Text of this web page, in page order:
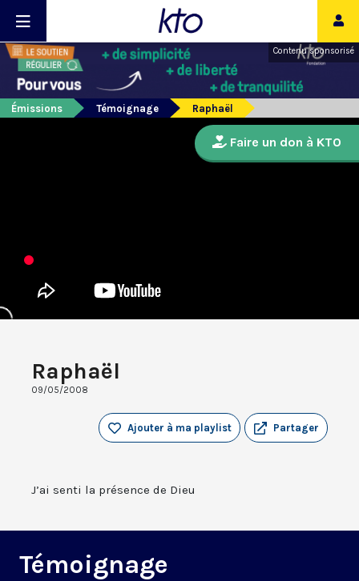
Contenu sponsorisé
Émissions Témoignage Raphaël
Raphaël
09/05/2008
Partager
Ajouter à ma playlist
J’ai senti la présence de Dieu
Témoignage
Faire un don à KTO